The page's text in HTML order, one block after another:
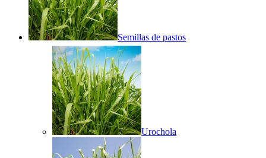
Semillas de pastos
Urochola